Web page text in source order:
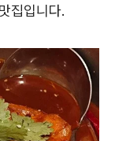
집입니다.